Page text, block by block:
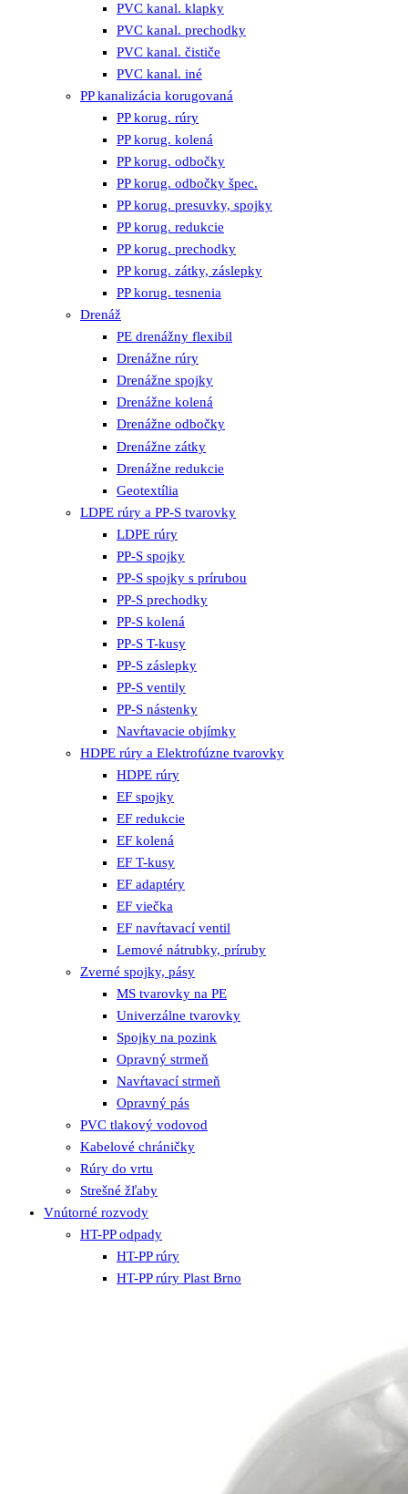
PVC kanal. klapky
PVC kanal. prechodky
PVC kanal. čističe
PVC kanal. iné
PP kanalizácia korugovaná
PP korug. rúry
PP korug. kolená
PP korug. odbočky
PP korug. odbočky špec.
PP korug. presuvky, spojky
PP korug. redukcie
PP korug. prechodky
PP korug. zátky, záslepky
PP korug. tesnenia
Drenáž
PE drenážny flexibil
Drenážne rúry
Drenážne spojky
Drenážne kolená
Drenážne odbočky
Drenážne zátky
Drenážne redukcie
Geotextília
LDPE rúry a PP-S tvarovky
LDPE rúry
PP-S spojky
PP-S spojky s prírubou
PP-S prechodky
PP-S kolená
PP-S T-kusy
PP-S záslepky
PP-S ventily
PP-S nástenky
Navŕtavacie objímky
HDPE rúry a Elektrofúzne tvarovky
HDPE rúry
EF spojky
EF redukcie
EF kolená
EF T-kusy
EF adaptéry
EF viečka
EF navŕtavací ventil
Lemové nátrubky, príruby
Zverné spojky, pásy
MS tvarovky na PE
Univerzálne tvarovky
Spojky na pozink
Opravný strmeň
Navŕtavací strmeň
Opravný pás
PVC tlakový vodovod
Kabelové chráničky
Rúry do vrtu
Strešné žľaby
Vnútorné rozvody
HT-PP odpady
HT-PP rúry
HT-PP rúry Plast Brno